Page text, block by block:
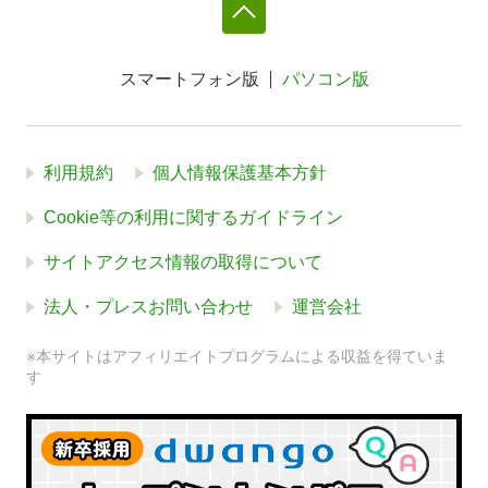
スマートフォン版 パソコン版
利用規約 個人情報保護基本方針
Cookie等の利用に関するガイドライン
サイトアクセス情報の取得について
法人・プレスお問い合わせ 運営会社
※本サイトはアフィリエイトプログラムによる収益を得ていま
す